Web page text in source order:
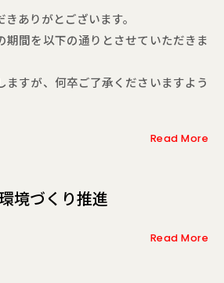
ありがとございます。
期間を以下の通りとさせていただきま
ますが、何卒ご了承くださいますよう
Read More
境づくり推進
Read More